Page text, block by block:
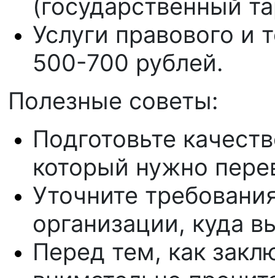
(государственный
Услуги правового и
500-700 рублей.
Полезные советы:
Подготовьте
который нужно
Уточните
организации, куда
Перед тем, как